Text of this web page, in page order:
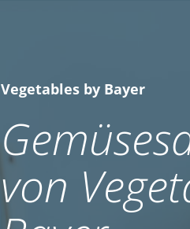
Vegetables by Bayer
von